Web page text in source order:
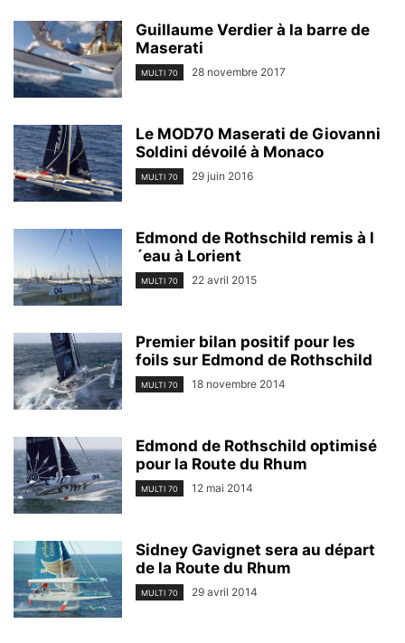
Guillaume Verdier à la barre de
Maserati
MULTI 70 28 novembre 2017
Le MOD70 Maserati de Giovanni
Soldini dévoilé à Monaco
MULTI 70 29 juin 2016
Edmond de Rothschild remis à l
´eau à Lorient
MULTI 70 22 avril 2015
Premier bilan positif pour les
foils sur Edmond de Rothschild
MULTI 70 18 novembre 2014
Edmond de Rothschild optimisé
pour la Route du Rhum
MULTI 70 12 mai 2014
Sidney Gavignet sera au départ
de la Route du Rhum
MULTI 70 29 avril 2014